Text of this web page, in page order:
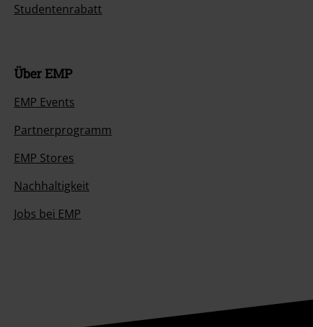
Studentenrabatt
Über EMP
EMP Events
Partnerprogramm
EMP Stores
Nachhaltigkeit
Jobs bei EMP